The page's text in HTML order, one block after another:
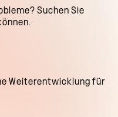
Suchen Sie
Weiterentwicklung für